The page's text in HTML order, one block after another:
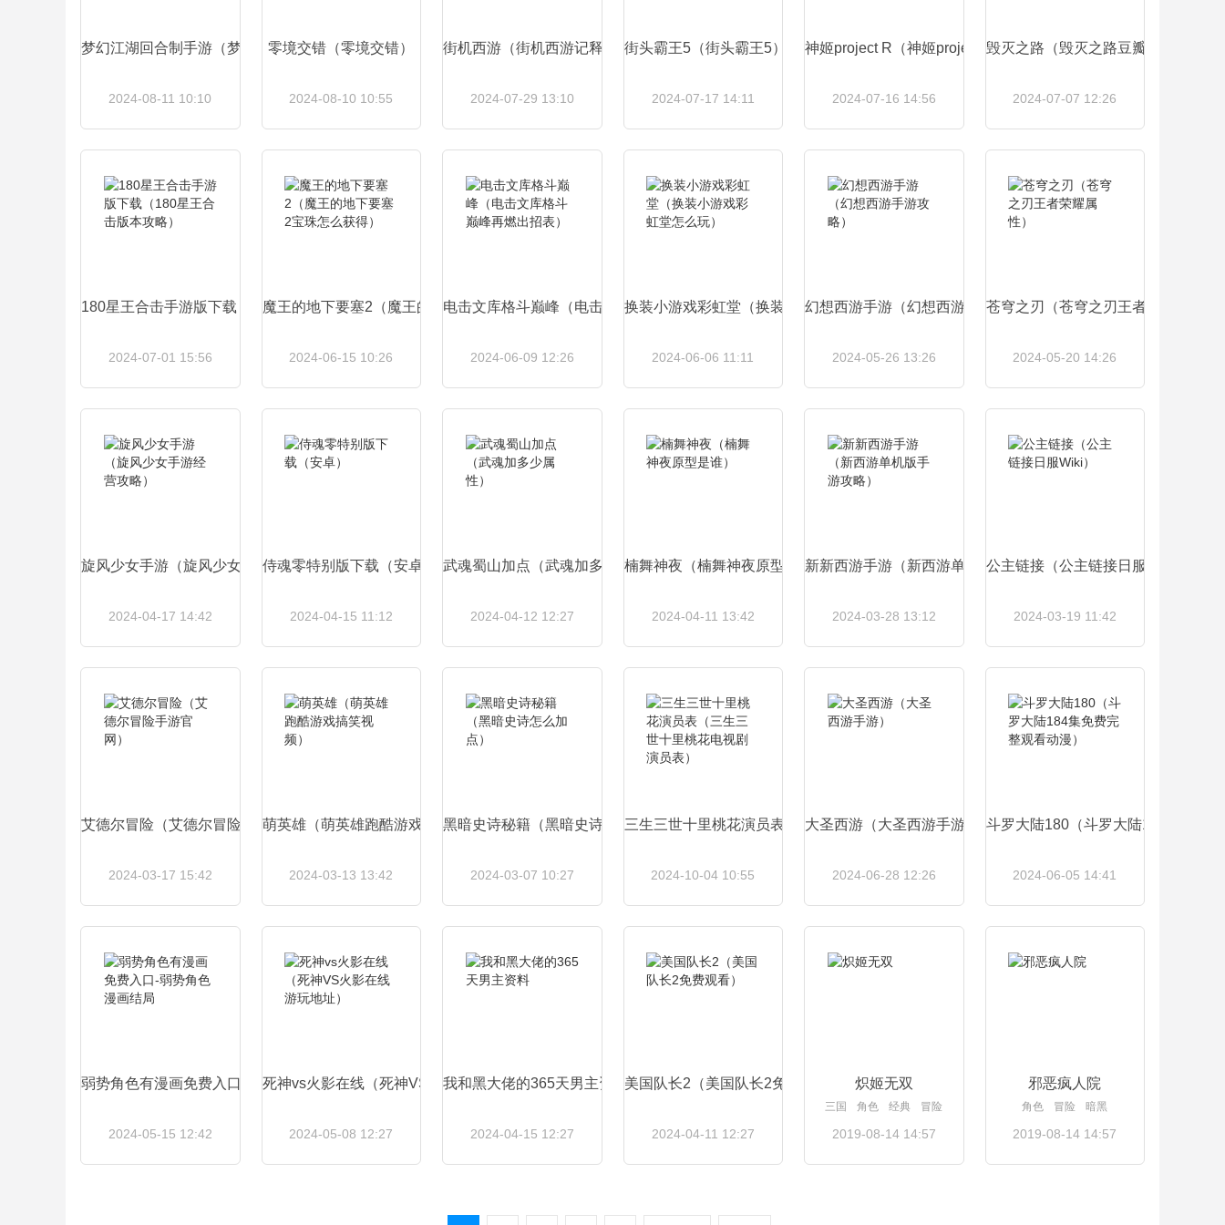
梦幻江湖回合制手游（梦幻江湖手游哪个角色厉害）
2024-08-11 10:10
查看详情
零境交错（零境交错）
2024-08-10 10:55
查看详情
街机西游（街机西游记释厄传出招表）
2024-07-29 13:10
查看详情
街头霸王5（街头霸王5）
2024-07-17 14:11
查看详情
神姬project R（神姬project人物图鉴）
2024-07-16 14:56
查看详情
毁灭之路（毁灭之路豆瓣）
2024-07-07 12:26
查看详情
180星王合击手游版下载（180星王合击版本攻略）
2024-07-01 15:56
查看详情
魔王的地下要塞2（魔王的地下要塞2宝珠怎么获得）
2024-06-15 10:26
查看详情
电击文库格斗巅峰（电击文库格斗巅峰再燃出招表）
2024-06-09 12:26
查看详情
换装小游戏彩虹堂（换装小游戏彩虹堂怎么玩）
2024-06-06 11:11
查看详情
幻想西游手游（幻想西游手游攻略）
2024-05-26 13:26
查看详情
苍穹之刃（苍穹之刃王者荣耀属性）
2024-05-20 14:26
查看详情
旋风少女手游（旋风少女手游经营攻略）
2024-04-17 14:42
查看详情
侍魂零特别版下载（安卓）
2024-04-15 11:12
查看详情
武魂蜀山加点（武魂加多少属性）
2024-04-12 12:27
查看详情
楠舞神夜（楠舞神夜原型是谁）
2024-04-11 13:42
查看详情
新新西游手游（新西游单机版手游攻略）
2024-03-28 13:12
查看详情
公主链接（公主链接日服Wiki）
2024-03-19 11:42
查看详情
艾德尔冒险（艾德尔冒险手游官网）
2024-03-17 15:42
查看详情
萌英雄（萌英雄跑酷游戏搞笑视频）
2024-03-13 13:42
查看详情
黑暗史诗秘籍（黑暗史诗怎么加点）
2024-03-07 10:27
查看详情
三生三世十里桃花演员表（三生三世十里桃花电视剧演员表）
2024-10-04 10:55
查看详情
大圣西游（大圣西游手游）
2024-06-28 12:26
查看详情
斗罗大陆180（斗罗大陆184集免费
2024-06-05 14:41
查看详情
弱势角色有漫画免费入口-弱势角色漫画结局
2024-05-15 12:42
死神vs火影在线（死神VS火影在线游玩地址）
2024-05-08 12:27
我和黑大佬的365天男主资料
2024-04-15 12:27
美国队长2（美国队长2免费观看）
2024-04-11 12:27
炽姬无双
三国 角色 经典 冒险
2019-08-14 14:57
邪恶疯人院
角色 冒险 暗黑
2019-08-14 14:57